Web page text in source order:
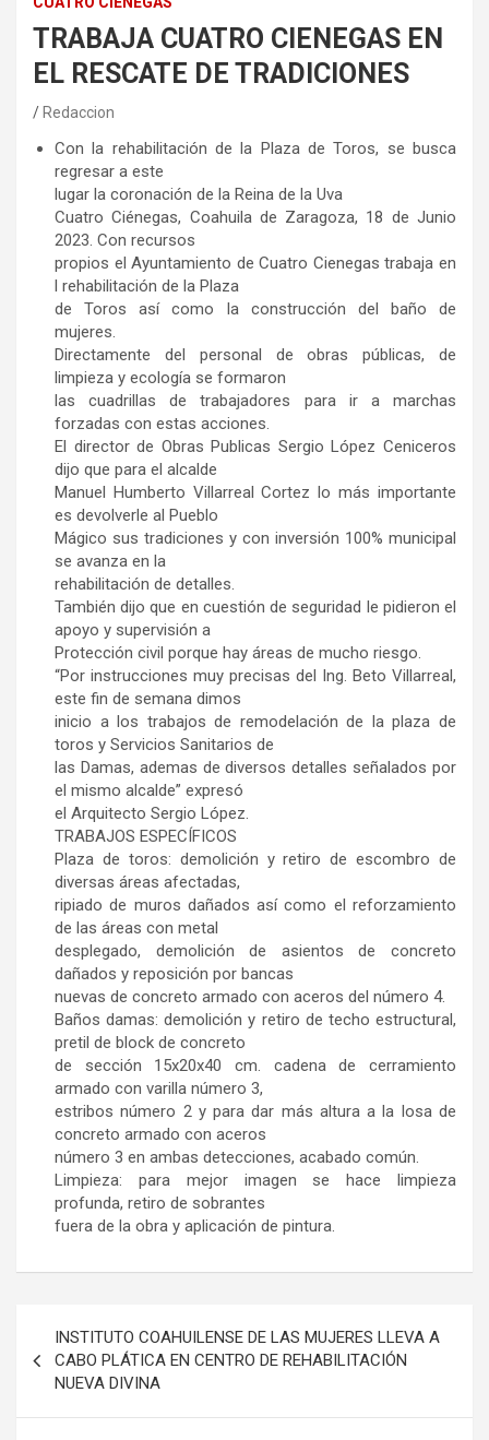
TRABAJA CUATRO CIENEGAS EN
EL RESCATE DE TRADICIONES
Redaccion
Con la rehabilitación de la Plaza de Toros, se busca
regresar a este
lugar la coronación de la Reina de la Uva
Cuatro Ciénegas, Coahuila de Zaragoza, 18 de Junio
2023. Con recursos
propios el Ayuntamiento de Cuatro Cienegas trabaja en
l rehabilitación de la Plaza
de Toros así como la construcción del baño de
mujeres.
Directamente del personal de obras públicas, de
limpieza y ecología se formaron
las cuadrillas de trabajadores para ir a marchas
forzadas con estas acciones.
El director de Obras Publicas Sergio López Ceniceros
dijo que para el alcalde
Manuel Humberto Villarreal Cortez lo más importante
es devolverle al Pueblo
Mágico sus tradiciones y con inversión 100% municipal
se avanza en la
rehabilitación de detalles.
También dijo que en cuestión de seguridad le pidieron el
apoyo y supervisión a
Protección civil porque hay áreas de mucho riesgo.
“Por instrucciones muy precisas del Ing. Beto Villarreal,
este fin de semana dimos
inicio a los trabajos de remodelación de la plaza de
toros y Servicios Sanitarios de
las Damas, ademas de diversos detalles señalados por
el mismo alcalde” expresó
el Arquitecto Sergio López.
TRABAJOS ESPECÍFICOS
Plaza de toros: demolición y retiro de escombro de
diversas áreas afectadas,
ripiado de muros dañados así como el reforzamiento
de las áreas con metal
desplegado, demolición de asientos de concreto
dañados y reposición por bancas
nuevas de concreto armado con aceros del número 4.
Baños damas: demolición y retiro de techo estructural,
pretil de block de concreto
de sección 15x20x40 cm. cadena de cerramiento
armado con varilla número 3,
estribos número 2 y para dar más altura a la losa de
concreto armado con aceros
número 3 en ambas detecciones, acabado común.
Limpieza: para mejor imagen se hace limpieza
profunda, retiro de sobrantes
fuera de la obra y aplicación de pintura.
de
entradas
INSTITUTO COAHUILENSE DE LAS MUJERES LLEVA A
CABO PLÁTICA EN CENTRO DE REHABILITACIÓN
NUEVA DIVINA